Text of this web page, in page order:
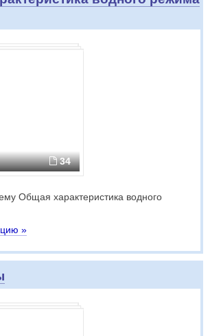
34
Общая характеристика водного
»